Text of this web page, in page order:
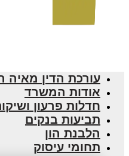
עורכת הדין מאיה
אודות המשרד
חדלות פרעון ושיקום
תביעות בנקים
הלבנת הון
תחומי עיסוק